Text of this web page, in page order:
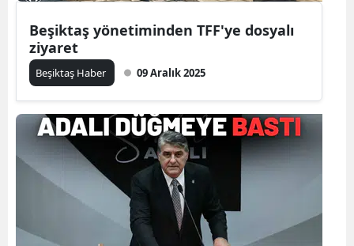
Beşiktaş yönetiminden TFF'ye dosyalı
ziyaret
Beşiktaş Haber 09 Aralık 2025